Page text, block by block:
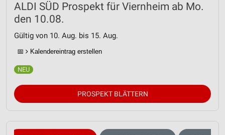
ALDI SÜD Prospekt für Viernheim ab Mo.
den 10.08.
Gültig von 10. Aug. bis 15. Aug.
📅 Kalendereintrag erstellen
PROSPEKT BLÄTTERN